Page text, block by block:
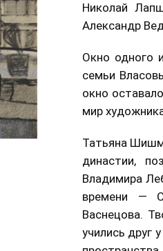
Николай
Александр
Окно одного
семьи
окно
мир
Татьяна
династии,
Владимира
времени —
Васнецова.
учились друг